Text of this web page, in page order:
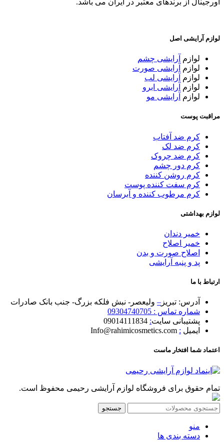
لوازم آرایشی اصل
لوازم آرایشی چشم
لوازم آرایشی صورت
لوازم آرایشی لب
لوازم آرایشی ابرو
لوازم آرایشی مو
مراقبت پوست
کرم ضد آفتاب
کرم ضد لک
کرم ضد چروک
کرم دور چشم
کرم روشن کننده
کرم سفت کننده پوست
کرم مرطوب کننده و آبرسان
لوازم بهداشتی
خمیر دندان
خمیر اصلاح
اصلاح صورت و بدن
پد و پنبه آرایشی
ارتباط با ما
آدرس: تبریز – ولیعصر- نبش فلکه بزرگ- جنب بانک صادرات
شماره تماس : 09304740705
پشتیبانی سایت:
ایمیل :
اعتماد شما افتخار ماست
تمام حقوق برای فروشگاه لوازم آرایشی رحیمی محفوظ است.
جستجو
منو
دسته بندی ها